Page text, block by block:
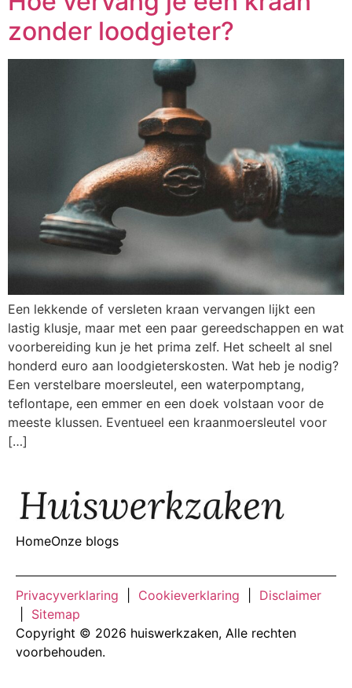
zonder loodgieter?
Een lekkende of versleten kraan vervangen lijkt een
lastig klusje, maar met een paar gereedschappen en wat
voorbereiding kun je het prima zelf. Het scheelt al snel
honderd euro aan loodgieterskosten. Wat heb je nodig?
Een verstelbare moersleutel, een waterpomptang,
teflontape, een emmer en een doek volstaan voor de
meeste klussen. Eventueel een kraanmoersleutel voor
[…]
HomeOnze blogs
Privacyverklaring Cookieverklaring
Disclaimer
Sitemap
Copyright © 2026 huiswerkzaken, Alle rechten
voorbehouden.